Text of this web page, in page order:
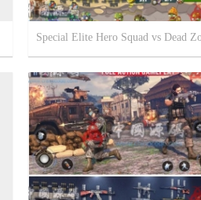
Special Elite Hero Squad vs Dead